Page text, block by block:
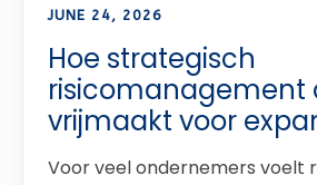
JUNE 24, 2026
Hoe strategisch
risicomanagement
vrijmaakt voor
Voor veel ondernemers voelt